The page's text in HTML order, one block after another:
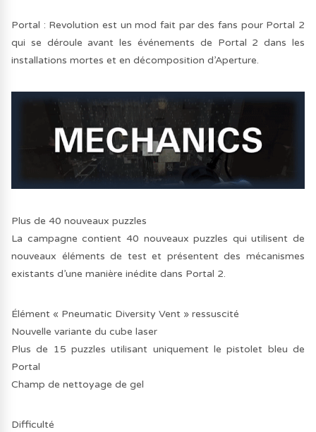
Portal : Revolution est un mod fait par des fans pour Portal 2
qui se déroule avant les événements de Portal 2 dans les
installations mortes et en décomposition d’Aperture.
Plus de 40 nouveaux puzzles
La campagne contient 40 nouveaux puzzles qui utilisent de
nouveaux éléments de test et présentent des mécanismes
existants d’une manière inédite dans Portal 2.
Élément « Pneumatic Diversity Vent » ressuscité
Nouvelle variante du cube laser
Plus de 15 puzzles utilisant uniquement le pistolet bleu de
Portal
Champ de nettoyage de gel
Difficulté